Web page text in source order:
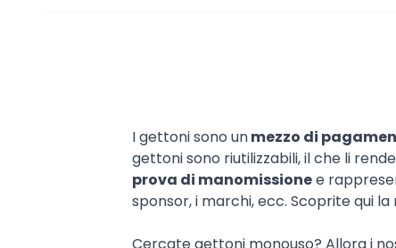
I gettoni sono unmezzo di
gettoni sono riutilizzabili, il che li
prova di manomissionee
sponsor, i marchi, ecc. Scoprite qui